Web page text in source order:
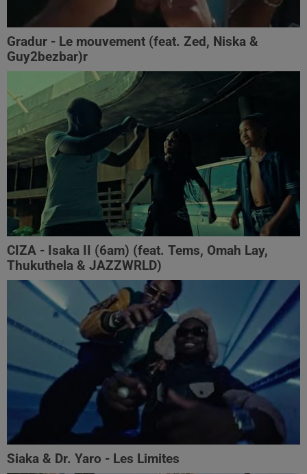
Gradur - Le mouvement (feat. Zed, Niska &
Guy2bezbar)r
CIZA - Isaka II (6am) (feat. Tems, Omah Lay,
Thukuthela & JAZZWRLD)
Siaka & Dr. Yaro - Les Limites